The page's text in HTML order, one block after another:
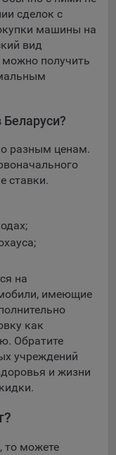
не позволяет
сайта, в том числе
и принимать
исходя из
посещать
и
удалить ранее
на
браузеров:
сделок с
машины на
вид
можно получить
Беларуси?
разным ценам.
ставки.
на
имеющие
как
Обратите
учреждений
и жизни
то можете